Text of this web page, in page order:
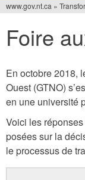
are
www.gov.nt.ca »
Foire
En octobre 2018,
Ouest (GTNO)
en une université
Voici les
posées sur la
le processus de